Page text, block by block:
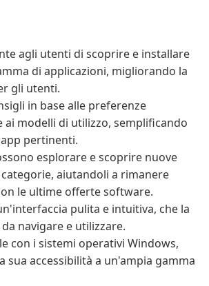
agli utenti di scoprire e installare
di applicazioni, migliorando la
gli utenti.
in base alle preferenze
ai modelli di utilizzo, semplificando
pertinenti.
esplorare e scoprire nuove
aiutandoli a rimanere
le ultime offerte software.
pulita e intuitiva, che la
navigare e utilizzare.
con i sistemi operativi Windows,
sua accessibilità a un'ampia gamma